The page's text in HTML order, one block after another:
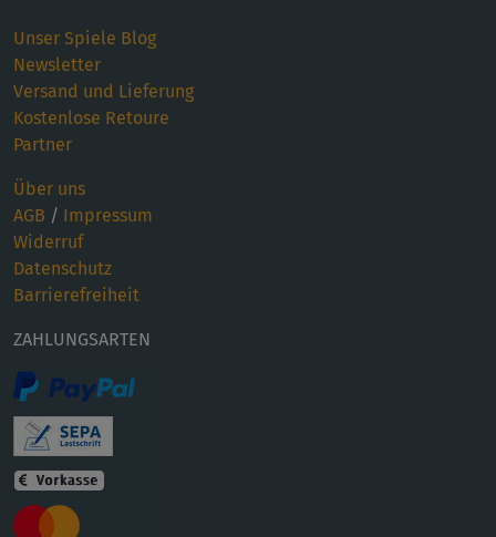
Unser Spiele Blog
Newsletter
Versand und Lieferung
Kostenlose Retoure
Partner
Über uns
AGB / Impressum
Widerruf
Datenschutz
Barrierefreiheit
ZAHLUNGSARTEN